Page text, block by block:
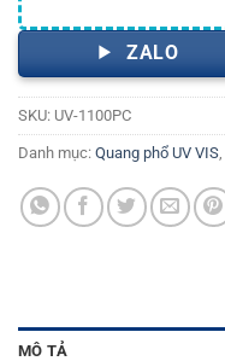
ZALO
SKU: UV-1100PC
Danh mục: Quang phổ UV VIS,
MÔ TẢ